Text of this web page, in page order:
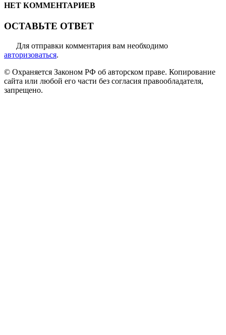
НЕТ КОММЕНТАРИЕВ
ОСТАВЬТЕ ОТВЕТ
Для отправки комментария вам необходимо
авторизоваться.
© Охраняется Законом РФ об авторском праве. Копирование
сайта или любой его части без согласия правообладателя,
запрещено.